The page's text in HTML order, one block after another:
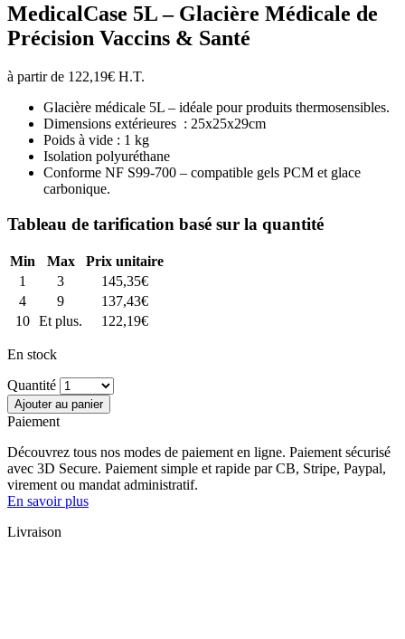
MedicalCase 5L – Glacière Médicale de
Précision Vaccins & Santé
à partir de 122,19€ H.T.
Glacière médicale 5L – idéale pour produits thermosensibles.
Dimensions extérieures : 25x25x29cm
Poids à vide : 1 kg
Isolation polyuréthane
Conforme NF S99-700 – compatible gels PCM et glace
carbonique.
Tableau de tarification basé sur la quantité
Min Max
Prix unitaire
1
3 145,35€
4
9 137,43€
10 Et plus. 122,19€
En stock
Quantité
Ajouter au panier
Paiement
Découvrez tous nos modes de paiement en ligne. Paiement sécurisé
avec 3D Secure. Paiement simple et rapide par CB, Stripe, Paypal,
virement ou mandat administratif.
En savoir plus
Livraison